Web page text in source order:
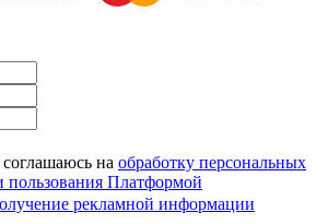
на обработку персональных
пользования Платформой
рекламной информации